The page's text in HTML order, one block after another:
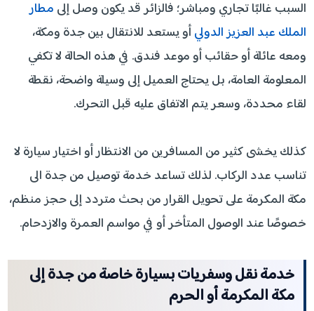
السبب غالبًا تجاري ومباشر؛ فالزائر قد يكون وصل إلى مطار
الملك عبد العزيز الدوليأو يستعد للانتقال بين جدة ومكة،
ومعه عائلة أو حقائب أو موعد فندق. في هذه الحالة لا تكفي
المعلومة العامة، بل يحتاج العميل إلى وسيلة واضحة، نقطة
لقاء محددة، وسعر يتم الاتفاق عليه قبل التحرك.
كذلك يخشى كثير من المسافرين من الانتظار أو اختيار سيارة لا
تناسب عدد الركاب. لذلك تساعد خدمة توصيل من جدة الى
مكة المكرمة على تحويل القرار من بحث متردد إلى حجز منظم،
خصوصًا عند الوصول المتأخر أو في مواسم العمرة والازدحام.
خدمة نقل وسفريات بسيارة خاصة من جدة إلى
مكة المكرمة أو الحرم